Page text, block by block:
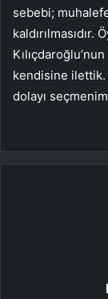
sebebi;
kendisine ilettik.
dolayı